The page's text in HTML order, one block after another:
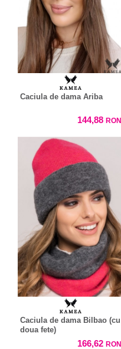
Caciula de dama Ariba
144,88 RON
Caciula de dama Bilbao (cu
doua fete)
166,62 RON